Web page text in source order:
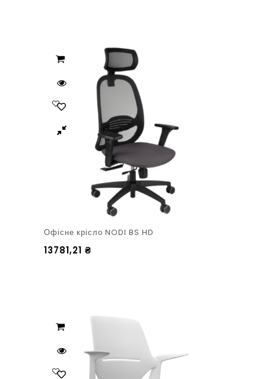
Офісне крісло NODI BS HD
13781,21 ₴